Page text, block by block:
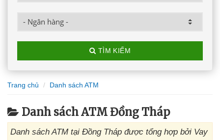
TÌM KIẾM
Trang chủ Danh sách ATM
Danh sách ATM Đồng Tháp
Danh sách ATM tại Đồng Tháp được tổng hợp bởi Vay